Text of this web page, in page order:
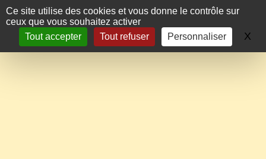
Panneau de gestion des cookies
Ce site utilise des cookies et vous donne le contrôle sur
ceux que vous souhaitez activer
Tout accepter
Tout refuser Personnaliser X